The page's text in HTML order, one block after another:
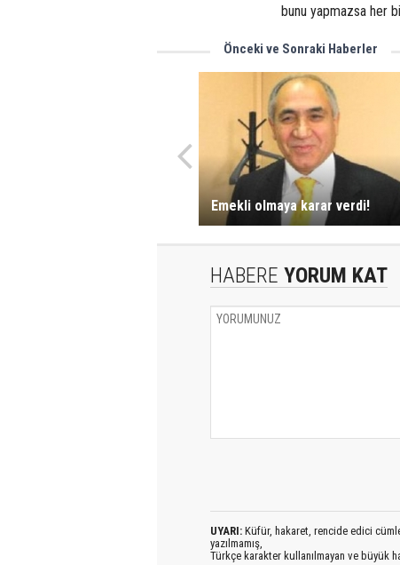
bunu yapmazsa her
Önceki ve Sonraki Haberler
Emekli olmaya karar verdi!
HABERE YORUM KAT
UYARI: Küfür, hakaret, rencide edici
yazılmamış,
Türkçe karakter kullanılmayan ve büyük